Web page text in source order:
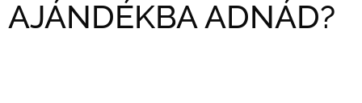
AJÁNDÉKBA ADNÁD?